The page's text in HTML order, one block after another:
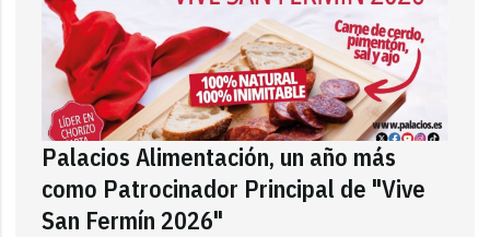
Palacios Alimentación, un año más
como Patrocinador Principal de "Vive
San Fermín 2026"